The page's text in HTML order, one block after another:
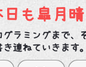
日も皐月
グラミングまで、
連ねていきます。